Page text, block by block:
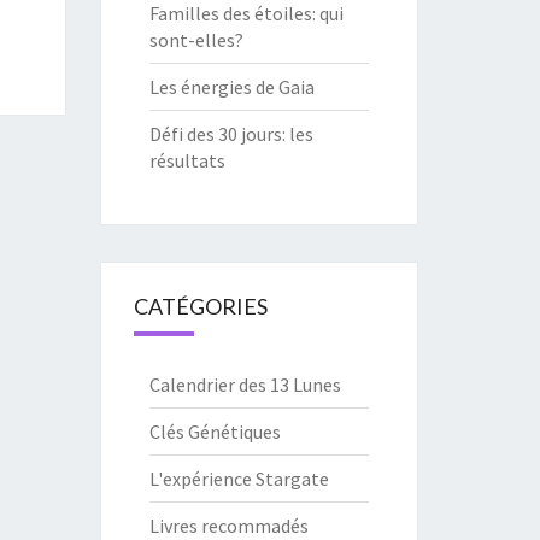
Familles des étoiles: qui
sont-elles?
Les énergies de Gaia
Défi des 30 jours: les
résultats
CATÉGORIES
Calendrier des 13 Lunes
Clés Génétiques
L'expérience Stargate
Livres recommadés